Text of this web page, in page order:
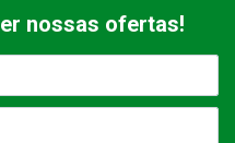
nossas ofertas!